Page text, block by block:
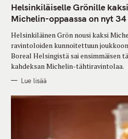
T
E
G
O
I
E
S
Helsinkiläiselle Grönille
Michelin-oppaassa on nyt
Helsinkiläinen Grön nousi kaksi
ravintoloiden kunnoitettuun
Boreal Helsingistä sai ensimmäisen
kahdeksan Michelin-tähtiravintolaa.
Lue lisää